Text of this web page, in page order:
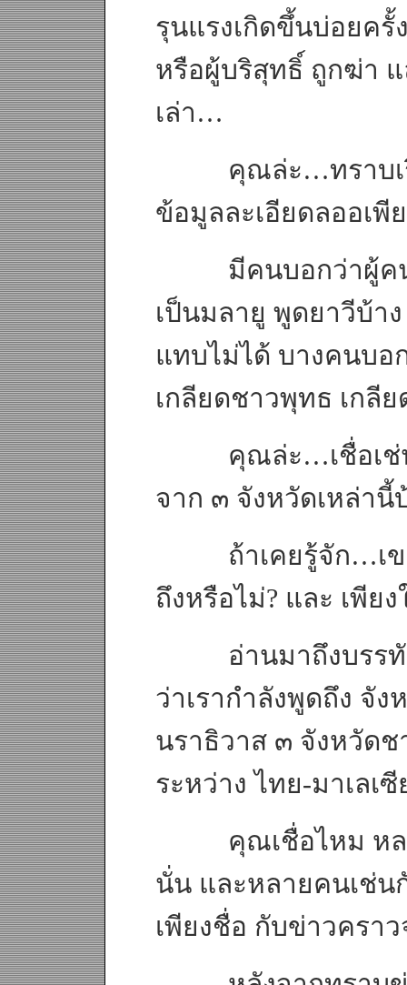
รุนแรงเกิดขึ้นบ่อยครั้
หรือผู้บริสุทธิ์ ถูกฆ่า
เล่า…
คุณล่ะ…ทราบเรื่อ
ข้อมูลละเอียดลออเพี
มีคนบอกว่าผู้คนที่
เป็นมลายู พูดยาวีบ้า
แทบไม่ได้ บางคนบ
เกลียดชาวพุทธ เกลี
คุณล่ะ…เชื่อเช่น
จาก ๓ จังหวัดเหล่านี้
ถ้าเคยรู้จัก…เขา(
ถึงหรือไม่? และ เพีย
อ่านมาถึงบรรทัด
ว่าเรากำลังพูดถึง จั
นราธิวาส ๓ จังหวัด
ระหว่าง ไทย-มาเลเซี
คุณเชื่อไหม หลาย
นั่น และหลายคนเช่น
เพียงชื่อ กับข่าวครา